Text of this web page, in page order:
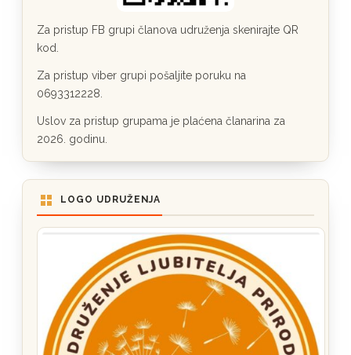
Za pristup FB grupi članova udruženja skenirajte QR
kod.
Za pristup viber grupi pošaljite poruku na
0693312228.
Uslov za pristup grupama je plaćena članarina za
2026. godinu.
LOGO UDRUŽENJA